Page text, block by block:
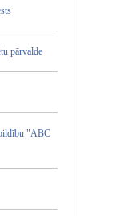
pārvald­e
"ABC